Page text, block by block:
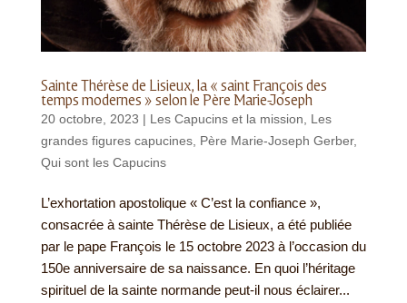
Sainte Thérèse de Lisieux, la « saint François des
temps modernes » selon le Père Marie-Joseph
20 octobre, 2023 | Les Capucins et la mission
Les
grandes figures capucines, Père Marie-Joseph Gerber,
Qui sont les Capucins
L’exhortation apostolique « C’est la confiance »,
consacrée à sainte Thérèse de Lisieux, a été publiée
par le pape François le 15 octobre 2023 à l’occasion du
150e anniversaire de sa naissance. En quoi l’héritage
spirituel de la sainte normande peut-il nous éclairer...